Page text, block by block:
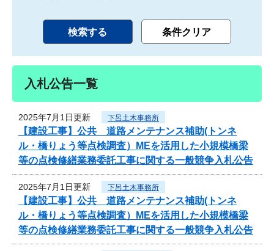
入札公告一覧
2025年7月1日更新 下呂土木事務所
【建設工事】公共 道路メンテナンス補助(トンネ
ル・橋りょう等点検調査）MEを活用した小規模橋梁
等の点検修繕業務委託工事に関する一般競争入札公告
2025年7月1日更新 下呂土木事務所
【建設工事】公共 道路メンテナンス補助(トンネ
ル・橋りょう等点検調査）MEを活用した小規模橋梁
等の点検修繕業務委託工事に関する一般競争入札公告